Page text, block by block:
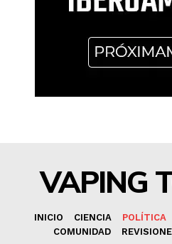
VAPING
INICIO CIENCIA POLÍTICA
COMUNIDAD